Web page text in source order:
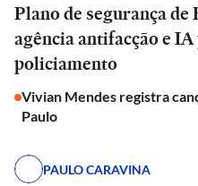
Plano de segurança de
agência antifacção e
policiamento
Vivian Mendes registra
Paulo
PAULO CARAVINA